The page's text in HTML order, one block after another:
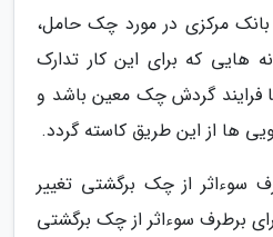
بانک مرکزی در مورد چک حامل،
هایی که برای این کار تدارک
فرایند گردش چک معین باشد و
ها از این طریق کاسته گردد.
سوءاثر از چک برگشتی تغییر
برطرف سوءاثر از چک برگشتی